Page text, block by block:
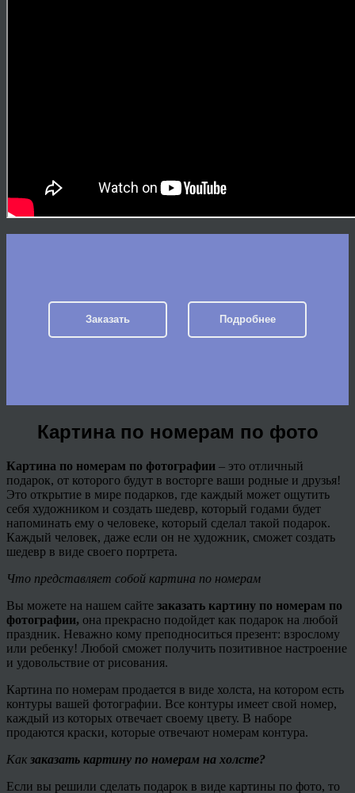
Заказать Подробнее
Картина по номерам по фото
Картина по номерам по фотографии – это отличный
подарок, от которого будут в восторге ваши родные и друзья!
Это открытие в мире подарков, где каждый может ощутить
себя художником и создать шедевр, который годами будет
напоминать ему о человеке, который сделал такой подарок.
Каждый человек, даже если он не художник, сможет создать
шедевр в виде своего портрета.
Что представляет собой картина по номерам
Вы можете на нашем сайте заказать картину по номерам по
фотографии, она прекрасно подойдет как подарок на любой
праздник. Неважно кому преподноситься презент: взрослому
или ребенку! Любой сможет получить позитивное настроение
и удовольствие от рисования.
Картина по номерам продается в виде холста, на котором есть
контуры вашей фотографии. Все контуры имеет свой номер,
каждый из которых отвечает своему цвету. В наборе
продаются краски, которые отвечают номерам контура.
Как заказать картину по номерам на холсте?
Если вы решили сделать подарок в виде картины по фото, то